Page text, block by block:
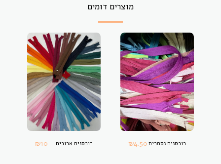
מוצרים דומים
רוכסנים נסתרים ₪4.50 רוכסנים ארוכים ₪10